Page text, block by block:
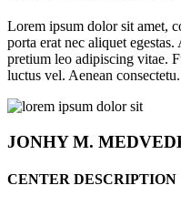
Lorem ipsum dolor sit amet,
porta erat nec aliquet
pretium leo adipiscing vitae.
luctus vel. Aenean consectetu.
JONHYM.
CENTER DESCRIPTION